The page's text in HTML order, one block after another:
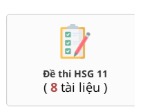
Trắc nghiệm đúng sai 11
tài liệu )